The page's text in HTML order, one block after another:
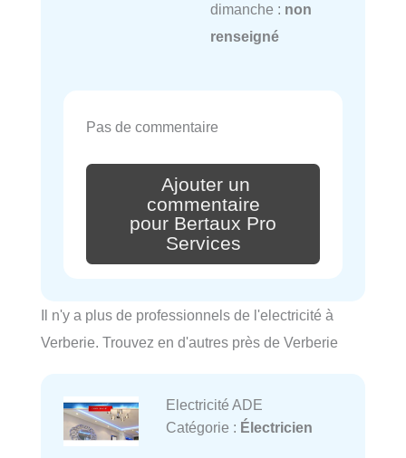
dimanche : non
renseigné
Pas de commentaire
Ajouter un
commentaire
pour Bertaux Pro
Services
Il n'y a plus de professionnels de l'electricité à
Verberie. Trouvez en d'autres près de Verberie
Electricité ADE
Catégorie : Électricien